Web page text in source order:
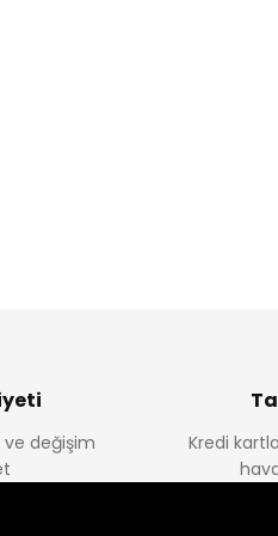
Melra Kız Çocuk Kot
%22
Koren Kız Çocuk ve
ve değişim
Kredi